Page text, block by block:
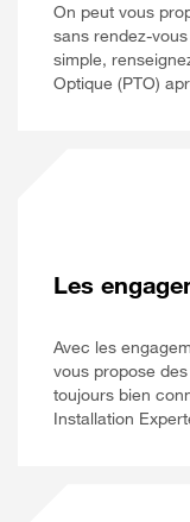
On peut vous
sans rendez-
simple,
Optique (PTO)
Les
Avec les
vous propose
toujours bien
Installation